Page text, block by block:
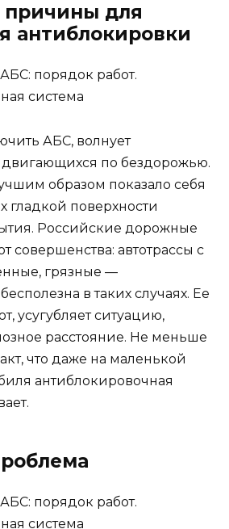
причины для
антиблокировки
АБС, волнует
двигающихся по бездорожью.
образом показало себя
гладкой поверхности
Российские дорожные
совершенства: автотрассы с
грязные —
в таких случаях. Ее
усугубляет ситуацию,
расстояние. Не меньше
что даже на маленькой
антиблокировочная